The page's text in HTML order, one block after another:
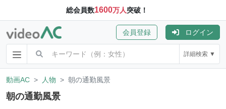
総会員数1600万人突破！
会員登録 ログイン
詳細検索 ▼
動画AC 人物 朝の通勤風景
朝の通勤風景